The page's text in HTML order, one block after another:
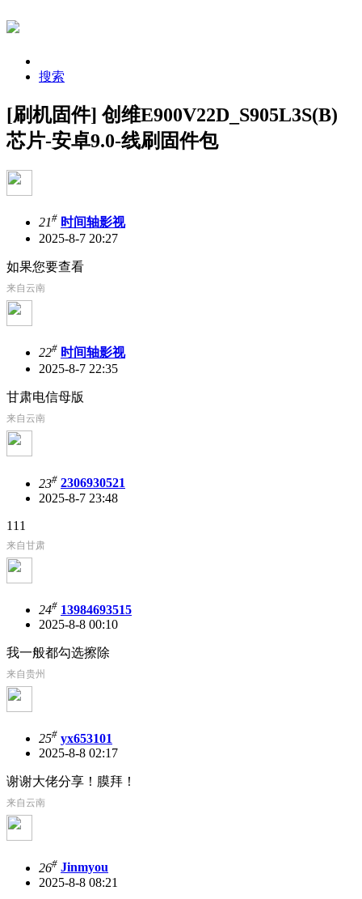
搜索
[刷机固件] 创维E900V22D_S905L3S(B)
芯片-安卓9.0-线刷固件包
21# 时间轴影视
2025-8-7 20:27
如果您要查看
来自云南
22# 时间轴影视
2025-8-7 22:35
甘肃电信母版
来自云南
23# 2306930521
2025-8-7 23:48
111
来自甘肃
24# 13984693515
2025-8-8 00:10
我一般都勾选擦除
来自贵州
25# yx653101
2025-8-8 02:17
谢谢大佬分享！膜拜！
来自云南
26# Jinmyou
2025-8-8 08:21